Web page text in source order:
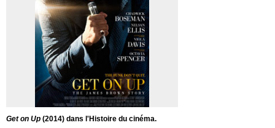
Get on Up (2014) dans l'Histoire du cinéma.